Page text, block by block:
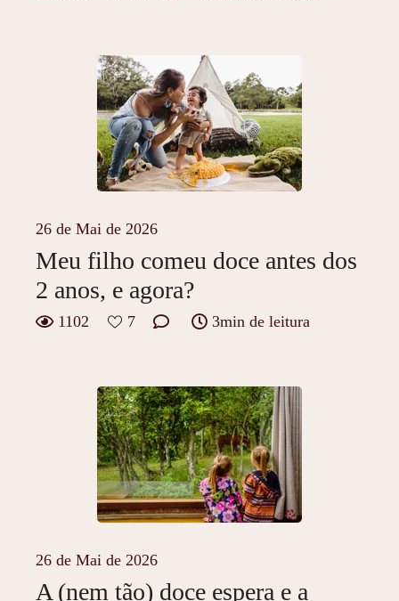
26 de Mai de 2026
Meu filho comeu doce antes dos
2 anos, e agora?
1102 7 3min de leitura
26 de Mai de 2026
A (nem tão) doce espera e a